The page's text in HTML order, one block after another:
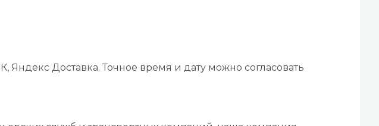
Доставка. Точное время и дату можно согласовать